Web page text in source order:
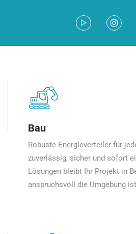
Bau
Robuste Energieverteiler für
zuverlässig, sicher und sofort
Lösungen bleibt Ihr Projekt in
anspruchsvoll die Umgebung